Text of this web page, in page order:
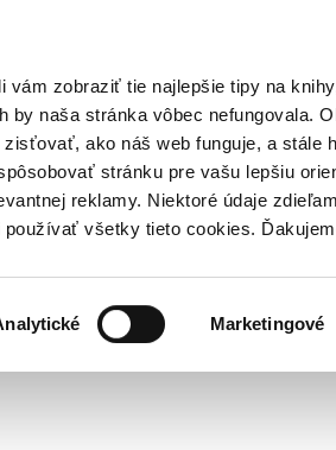
vám zobraziť tie najlepšie tipy na
by naša stránka vôbec nefungovala.
ako náš web funguje, a stále
stránku pre vašu lepšiu
reklamy. Niektoré údaje
všetky tieto cookies.
Marketingové